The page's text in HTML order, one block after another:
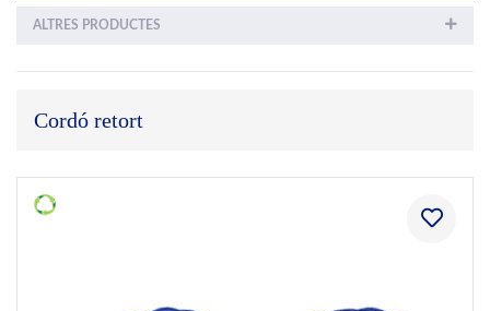
ALTRES PRODUCTES
Cordó retort